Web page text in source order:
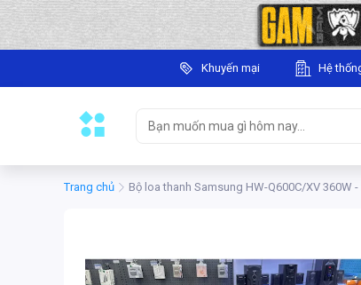
Khuyến mại Hệ
Trang chủ Bộ loa thanh Samsung HW-Q600C/XV 360W